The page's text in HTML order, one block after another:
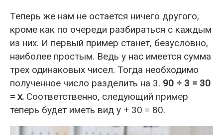
Теперь же нам не остается ничего другого,
кроме как по очереди разбираться с каждым
из них. И первый пример станет, безусловно,
наиболее простым. Ведь у нас имеется сумма
трех одинаковых чисел. Тогда необходимо
полученное число разделить на 3. 90 ÷ 3 = 30
= x. Соответственно, следующий пример
теперь будет иметь вид y + 30 = 80.